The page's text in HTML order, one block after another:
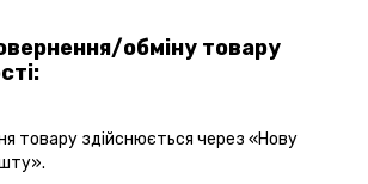
обміну товару
товару здійснюється через «Нову